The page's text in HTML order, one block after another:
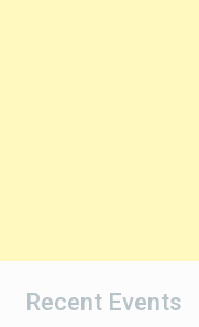
Recent Events